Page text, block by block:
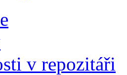
v repozitáři